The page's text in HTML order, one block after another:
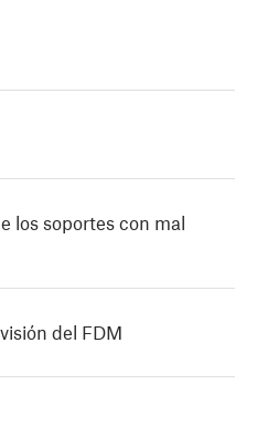
los soportes con mal
del FDM